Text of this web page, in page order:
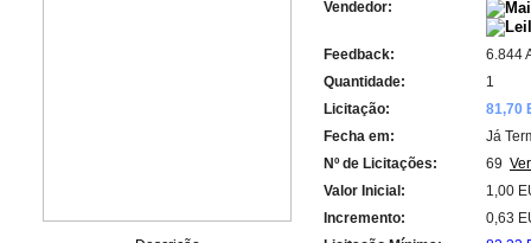
Vendedor:
Feedback:
6.844
Quantidade:
1
Licitação:
81,70
Fecha em:
Já
Nº de Licitações:
69
Valor Inicial:
1,00
Incremento:
0,63